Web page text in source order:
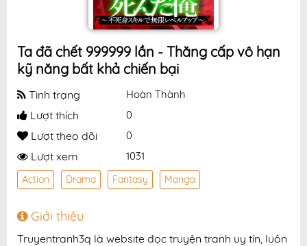
Ta đã chết 999999 lần - Thăng cấp vô hạn
kỹ năng bất khả chiến bại
Tình trạng Hoàn Thành
Lượt thích 0
Lượt theo dõi 0
Lượt xem 1031
Action Drama Fantasy Manga
Giới thiệu
Truyentranh3q là website đọc truyện tranh uy tín, luôn